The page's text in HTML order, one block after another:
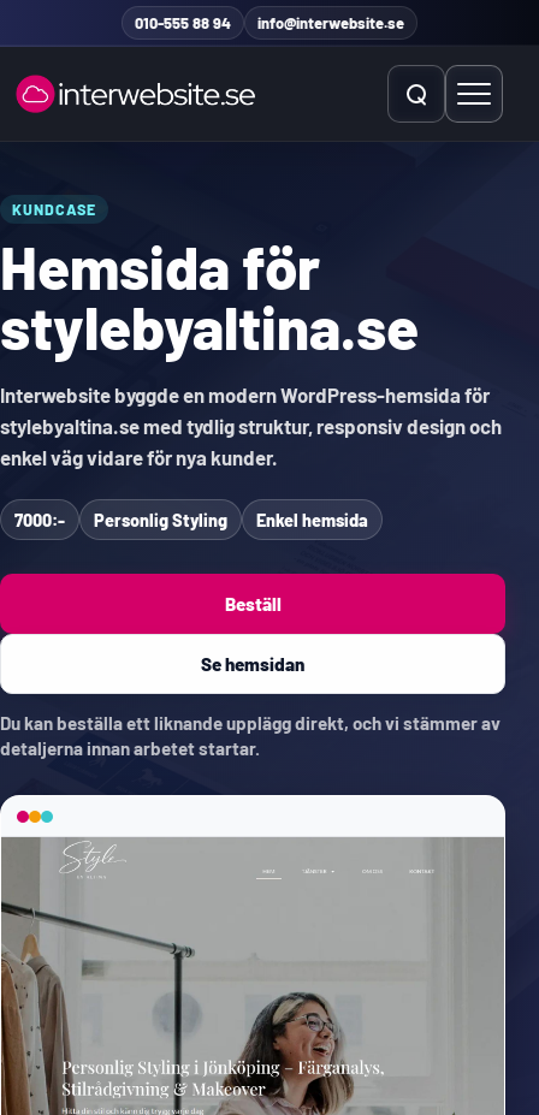
Hoppa till innehåll010-555 88 94 info@interwebsite.se
Öppna sökÖppna
Sök på hela sidan
Sök efter:
KUNDCASE
Hemsida för
stylebyaltina.se
Interwebsite byggde en modern WordPress-hemsida för
stylebyaltina.se med tydlig struktur, responsiv design och
enkel väg vidare för nya kunder.
7000:- Personlig Styling Enkel hemsida
Beställ
Se hemsidan
Du kan beställa ett liknande upplägg direkt, och vi stämmer av
detaljerna innan arbetet startar.